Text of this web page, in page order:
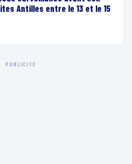
Antilles entre le 13 et le 15
PUBLICITÉ